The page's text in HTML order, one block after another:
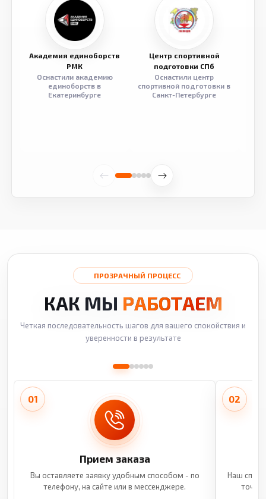
Академия единоборств
РМК
Оснастили академию
единоборств в
Екатеринбурге
Центр спортивной
подготовки СПб
Оснастили центр
спортивной подготовки в
Санкт-Петербурге
ПРОЗРАЧНЫЙ ПРОЦЕСС
КАК МЫ РАБОТАЕМ
Четкая последовательность шагов для вашего спокойствия и
уверенности в результате
01
Прием заказа
Вы оставляете заявку удобным способом - по
телефону, на сайте или в мессенджере.
02
Наш